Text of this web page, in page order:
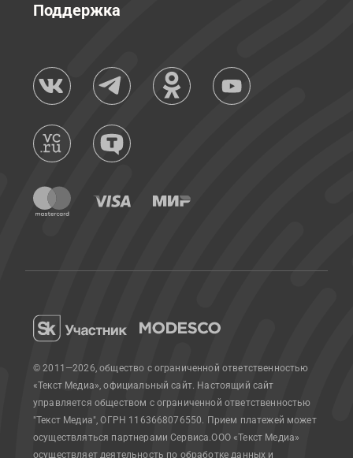
Поддержка
© 2011—2026, общество с ограниченной ответственностью
«Текст Медиа», официальный сайт. Настоящий сайт
управляется обществом с ограниченной ответственностью
"Текст Медиа", ОГРН 1163668076550. Прием платежей может
осуществляться партнерами Сервиса.ООО «Текст Медиа»
осуществляет деятельность по обработке данных и